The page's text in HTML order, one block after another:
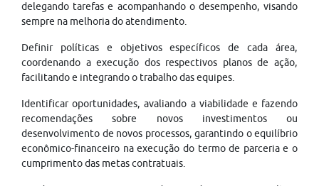
delegando tarefas e acompanhando o desempenho, visando
sempre na melhoria do atendimento.
Definir políticas e objetivos específicos de cada área,
coordenando a execução dos respectivos planos de ação,
facilitando e integrando o trabalho das equipes.
Identificar oportunidades, avaliando a viabilidade e fazendo
recomendações sobre novos investimentos ou
desenvolvimento de novos processos, garantindo o equilíbrio
econômico-financeiro na execução do termo de parceria e o
cumprimento das metas contratuais.